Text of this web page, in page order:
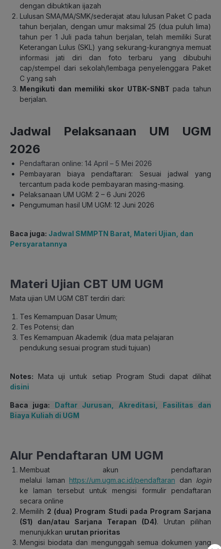
dengan dibuktikan ijazah
Lulusan SMA/MA/SMK/sederajat atau lulusan Paket C pada
tahun berjalan, dengan umur maksimal 25 (dua puluh lima)
tahun per 1 Juli pada tahun berjalan, telah memiliki Surat
Keterangan Lulus (SKL) yang sekurang-kurangnya memuat
informasi jati diri dan foto terbaru yang dibubuhi
cap/stempel dari sekolah/lembaga penyelenggara Paket
C yang sah
Mengikuti dan memiliki skor UTBK-SNBT pada tahun
berjalan.
Jadwal Pelaksanaan UM UGM
2026
Pendaftaran online: 14 April – 5 Mei 2026
Pembayaran biaya pendaftaran: Sesuai jadwal yang
tercantum pada kode pembayaran masing-masing.
Pelaksanaan UM UGM: 2 – 6 Juni 2026
Pengumuman hasil UM UGM: 12 Juni 2026
Baca juga: Jadwal SMMPTN Barat, Materi Ujian, dan
Persyaratannya
Materi Ujian CBT UM UGM
Mata ujian UM UGM CBT terdiri dari:
Tes Kemampuan Dasar Umum;
Tes Potensi; dan
Tes Kemampuan Akademik (dua mata pelajaran
pendukung sesuai program studi tujuan)
Notes: Mata uji untuk setiap Program Studi dapat dilihat
disini
Baca juga: Daftar Jurusan, Akreditasi, Fasilitas dan
Biaya Kuliah di UGM
Alur Pendaftaran UM UGM
Membuat akun pendaftaran
melalui laman https://um.ugm.ac.id/pendaftaran dan login
ke laman tersebut untuk mengisi formulir pendaftaran
secara online
Memilih 2 (dua) Program Studi pada Program Sarjana
(S1) dan/atau Sarjana Terapan (D4). Urutan pilihan
menunjukkan urutan prioritas
Mengisi biodata dan mengunggah semua dokumen yang